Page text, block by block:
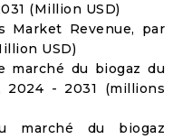
(Million USD)
Market Revenue, par
USD)
marché du biogaz du
2024 - 2031 (millions
marché du biogaz